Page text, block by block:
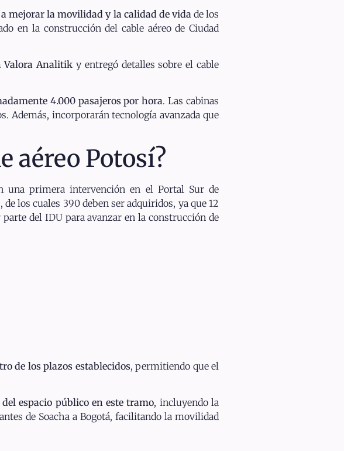
mejorar la movilidad y la calidad de vida de los
en la construcción del cable aéreo de Ciudad
Valora Analitik y entregó detalles sobre el cable
4.000 pasajeros por hora. Las cabinas
Además, incorporarán tecnología avanzada que
aéreo Potosí?
una primera intervención en el Portal Sur de
los cuales 390 deben ser adquiridos, ya que 12
del IDU para avanzar en la construcción de
de los plazos establecidos, permitiendo que el
espacio público en este tramo, incluyendo la
de Soacha a Bogotá, facilitando la movilidad